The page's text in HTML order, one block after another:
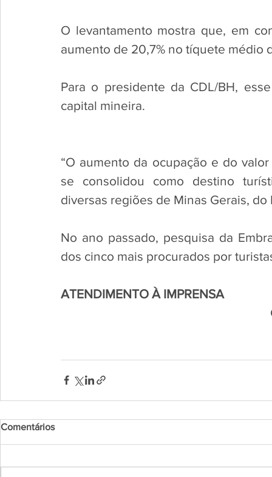
O levantamento mostra que, em
aumento de 20,7% no tíquete médio
Para o presidente da CDL/BH,
capital mineira.
“O aumento da ocupação e do
se consolidou como destino
diversas regiões de Minas Gerais,
No ano passado, pesquisa da
dos cinco mais procurados por
ATENDIMENTO À IMPRENSA
Comentários